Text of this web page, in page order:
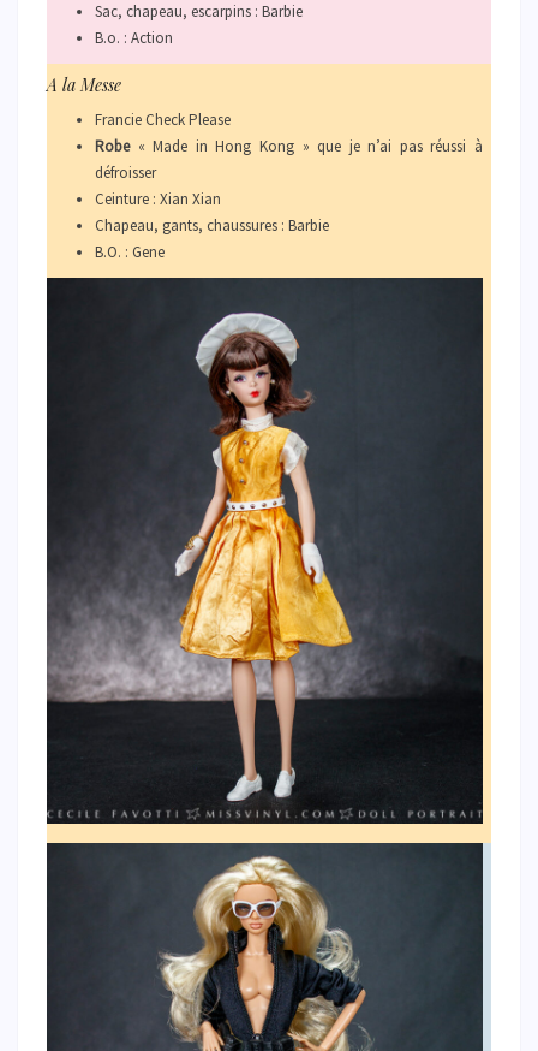
Sac, chapeau, escarpins : Barbie
B.o. : Action
A la Messe
Francie Check Please
Robe« Made in Hong Kong » que je n’ai pas réussi à
défroisser
Ceinture : Xian Xian
Chapeau, gants, chaussures : Barbie
B.O. : Gene